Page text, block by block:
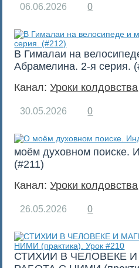
06.06.2026 0
В Гималаи на
Абрамелина. 2-я серия.
Канал:Уроки колдовства
30.05.2026 0
моём духовном поиске.
(#211)
Канал:Уроки колдовства
26.05.2026 0
СТИХИИ В ЧЕЛОВЕКЕ